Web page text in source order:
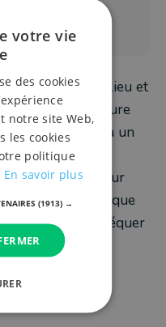
de
projections en lieu et
pourraient y inclure
du logement via un
l’enjeu pour
les coûts, au risque
et hypothéquer
votre vie
des cookies
notre site Web,
les cookies
politique
En savoir plus
(1913) →